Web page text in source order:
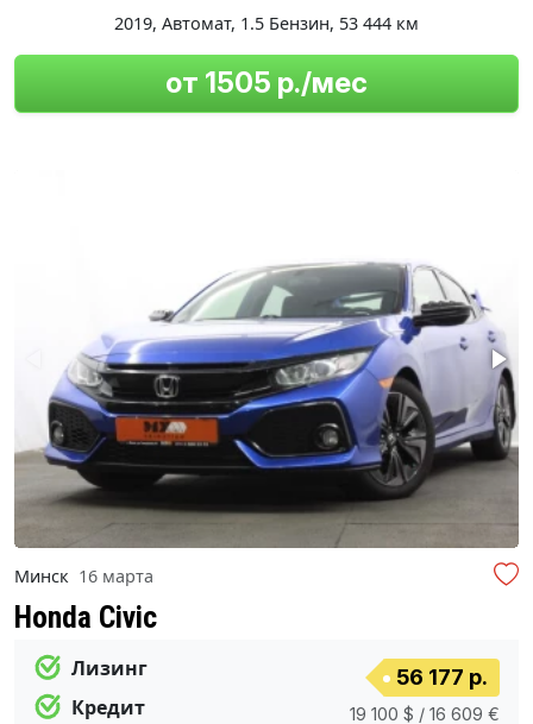
2019, Автомат, 1.5 Бензин, 53 444 км
от 1505 р./мес
Минск 16 марта
Honda Civic
Лизинг
Кредит
56 177 р.
19 100 $ / 16 609 €